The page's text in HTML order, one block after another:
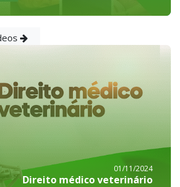
01/11/2024
Direito médico veterinário